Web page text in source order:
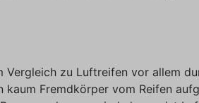
Vergleich zu Luftreifen vor allem
Fremdkörper vom Reifen